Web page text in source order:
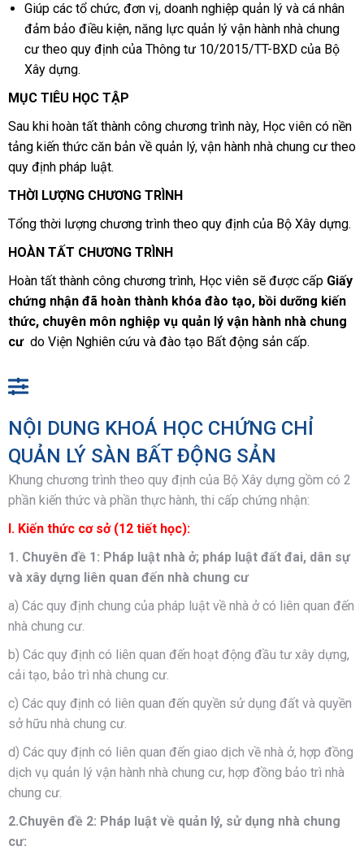
Giúp các tổ chức, đơn vị, doanh nghiệp quản lý và cá nhân
đảm bảo điều kiện, năng lực quản lý vận hành nhà chung
cư theo quy định của Thông tư 10/2015/TT-BXD của Bộ
Xây dựng.
MỤC TIÊU HỌC TẬP
Sau khi hoàn tất thành công chương trình này, Học viên có nền
tảng kiến thức căn bản về quản lý, vận hành nhà chung cư theo
quy định pháp luật.
THỜI LƯỢNG CHƯƠNG TRÌNH
Tổng thời lượng chương trình theo quy định của Bộ Xây dựng.
HOÀN TẤT CHƯƠNG TRÌNH
Hoàn tất thành công chương trình, Học viên sẽ được cấp Giấy
chứng nhận đã hoàn thành khóa đào tạo, bồi dưỡng kiến
thức, chuyên môn nghiệp vụ quản lý vận hành nhà chung
cưdo Viện Nghiên cứu và đào tạo Bất động sản cấp.
NỘI DUNG KHOÁ HỌC CHỨNG CHỈ
QUẢN LÝ SÀN BẤT ĐỘNG SẢN
Khung chương trình theo quy định của Bộ Xây dựng gồm có 2
phần kiến thức và phần thực hành, thi cấp chứng nhận:
I. Kiến thức cơ sở (12 tiết học):
1. Chuyên đề 1: Pháp luật nhà ở; pháp luật đất đai, dân sự
và xây dựng liên quan đến nhà chung cư
a) Các quy định chung của pháp luật về nhà ở có liên quan đến
nhà chung cư.
b) Các quy định có liên quan đến hoạt động đầu tư xây dựng,
cải tạo, bảo trì nhà chung cư.
c) Các quy định có liên quan đến quyền sử dụng đất và quyền
sở hữu nhà chung cư.
d) Các quy định có liên quan đến giao dịch về nhà ở, hợp đồng
dịch vụ quản lý vận hành nhà chung cư, hợp đồng bảo trì nhà
chung cư.
2.Chuyên đề 2: Pháp luật về quản lý, sử dụng nhà chung
cư: